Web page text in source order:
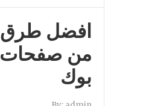
افضل طرق
من صفحات
بوك